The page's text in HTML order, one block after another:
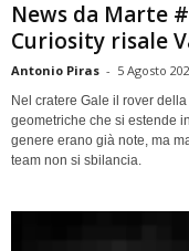
News da Marte
Curiosity risale
Antonio Piras - 5 Agosto
Nel cratere Gale il rover
geometriche che si estende
genere erano già note, ma
team non si sbilancia.